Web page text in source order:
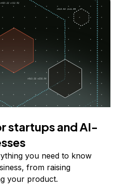
startups and AI-
you need to know
from raising
your product.